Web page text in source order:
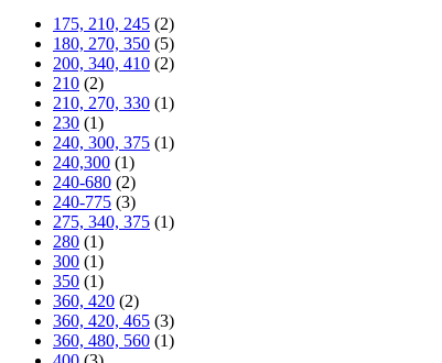
175, 210, 245 (2)
180, 270, 350 (5)
200, 340, 410 (2)
210 (2)
210, 270, 330 (1)
230 (1)
240, 300, 375 (1)
240,300 (1)
240-680 (2)
240-775 (3)
275, 340, 375 (1)
280 (1)
300 (1)
350 (1)
360, 420 (2)
360, 420, 465 (3)
360, 480, 560 (1)